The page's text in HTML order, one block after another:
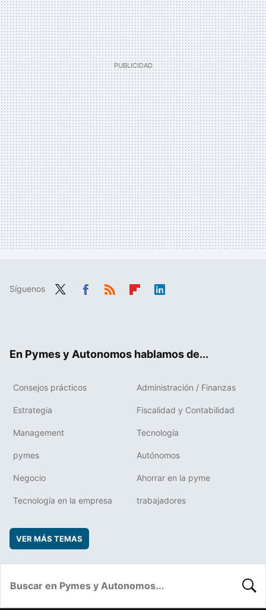
Síguenos
En Pymes y Autonomos hablamos de...
Consejos prácticos Administración / Finanzas
Estrategia Fiscalidad y Contabilidad
Management Tecnología
pymes Autónomos
Negocio Ahorrar en la pyme
Tecnología en la empresa trabajadores
VER MÁS TEMAS